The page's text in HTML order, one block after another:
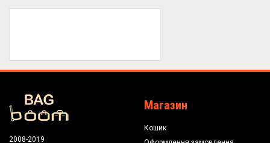
2008-2019
Магазин
Кошик